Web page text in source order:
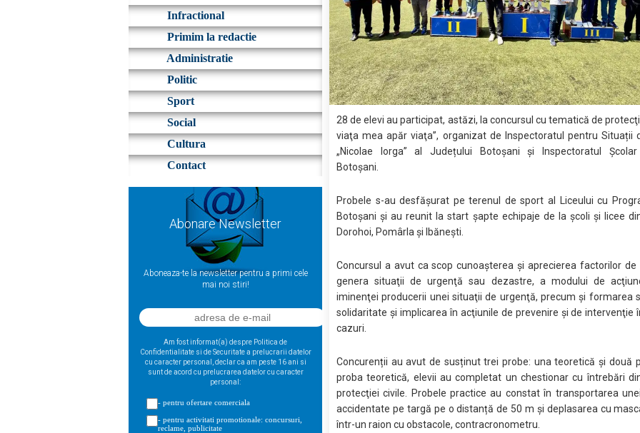
Infractional
Primim la redactie
Administratie
Politic
Sport
Social
Cultura
Contact
Abonare Newsletter
Aboneaza-te la newsletter pentru a primi cele
mai noi stiri!
Am fost informat(a) despre Politica de
Confidentialitate si de Securitate a prelucrarii datelor
cu caracter personal, declar ca am peste 16 ani si
sunt de acord cu prelucrarea datelor cu caracter
personal:
- pentru ofertare comerciala
- pentru activitati promotionale: concursuri,
reclame, publicitate
28 de elevi au participat, astăzi, la concursul cu tematică de
viaţa mea apăr viaţa”, organizat de Inspectoratul pentru Situații
„Nicolae Iorga” al Județului Botoșani și Inspectoratul
Botoșani.
Probele s-au desfășurat pe terenul de sport al Liceului cu
Botoșani și au reunit la start șapte echipaje de la școli și licee
Dorohoi, Pomârla și Ibănești.
Concursul a avut ca scop cunoaşterea şi aprecierea factorilor de
genera situaţii de urgenţă sau dezastre, a modului de
iminenţei producerii unei situaţii de urgenţă, precum și formarea
solidaritate şi implicarea în acţiunile de prevenire şi de intervenţie
cazuri.
Concurenții au avut de susținut trei probe: una teoretică şi două
proba teoretică, elevii au completat un chestionar cu întrebări
protecţiei civile. Probele practice au constat în transportarea
accidentate pe targă pe o distanță de 50 m și deplasarea cu
într-un raion cu obstacole, contracronometru.